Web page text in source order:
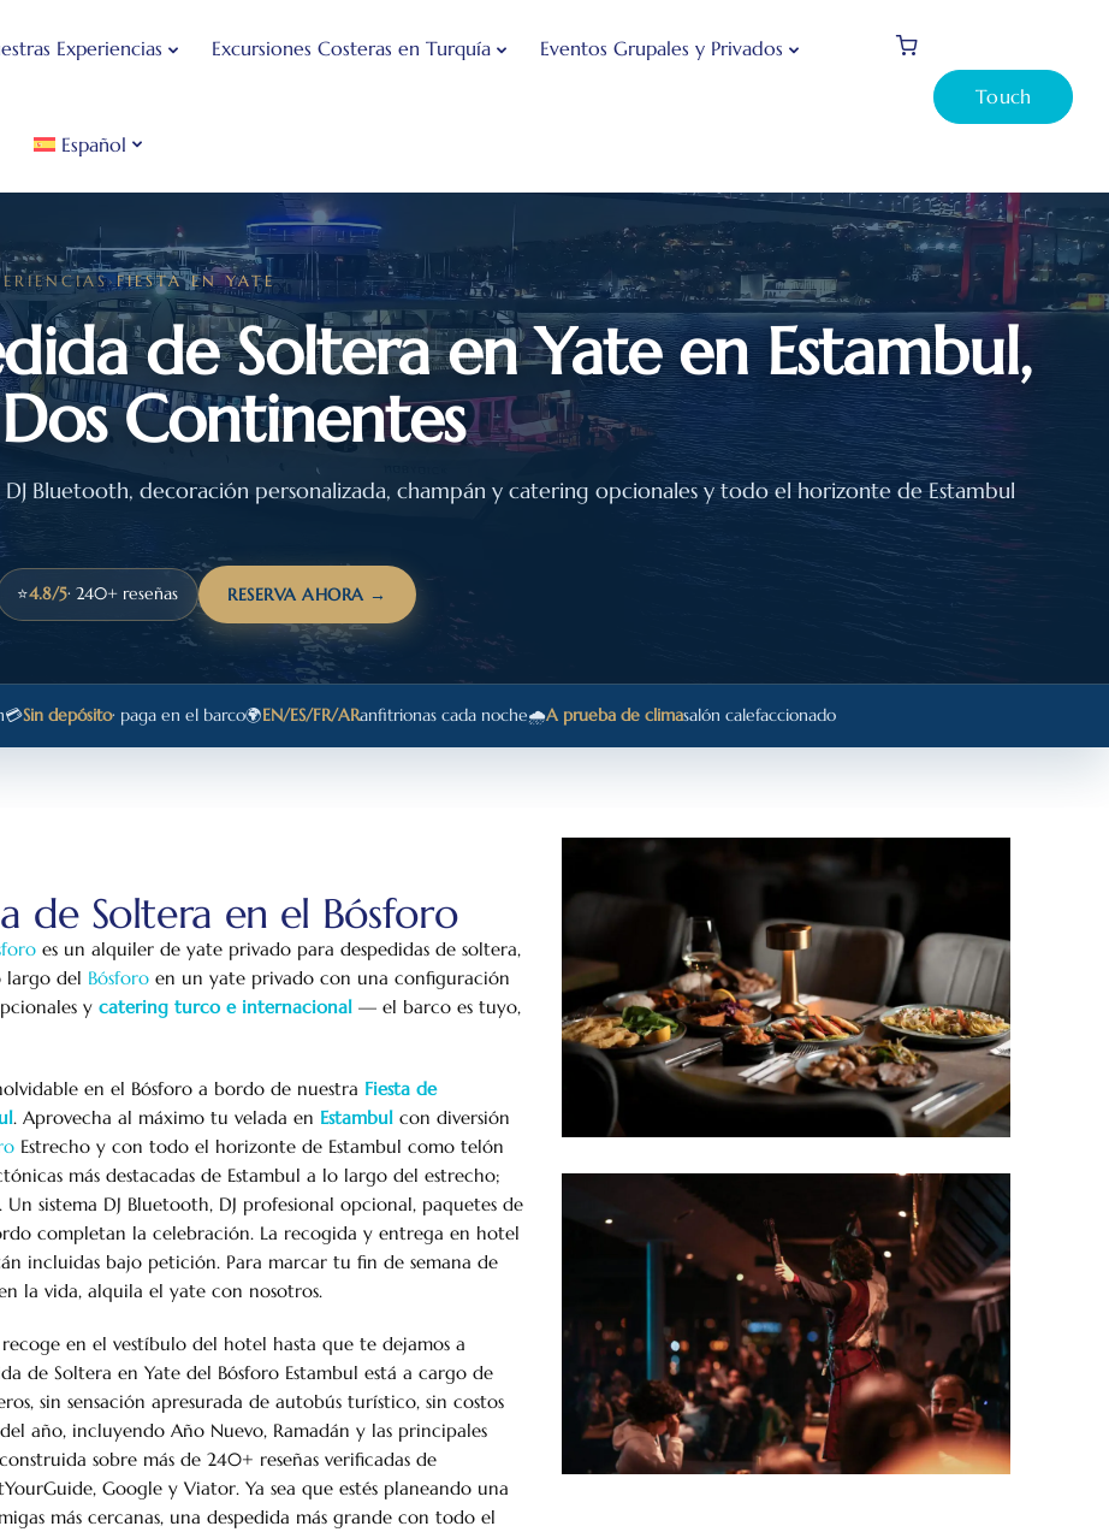
Experiencias Excursiones Costeras en Turquía Eventos Grupales y Privados
Español
Touch
›FIESTA EN YATE
de Soltera en Yate en Estambul,
Continentes
Bluetooth, decoración personalizada, champán y catering opcionales y todo el horizonte de Estambul
⭐4.8/5· 240+ reseñas RESERVA AHORA →
💳Sin depósito· paga en el barco🌍EN/ES/FR/ARanfitrionas cada noche🌧️A prueba de climasalón calefaccionado
de Soltera en el Bósforo
es un alquiler de yate privado para despedidas de soltera,
largo del Bósforo en un yate privado con una configuración
y catering turco e internacional — el barco es tuyo,
en el Bósforo a bordo de nuestra Fiesta de
. Aprovecha al máximo tu velada en Estambul con diversión
Estrecho y con todo el horizonte de Estambul como telón
más destacadas de Estambul a lo largo del estrecho;
Un sistema DJ Bluetooth, DJ profesional opcional, paquetes de
completan la celebración. La recogida y entrega en hotel
incluidas bajo petición. Para marcar tu fin de semana de
la vida, alquila el yate con nosotros.
en el vestíbulo del hotel hasta que te dejamos a
de Soltera en Yate del Bósforo Estambul está a cargo de
sin sensación apresurada de autobús turístico, sin costos
año, incluyendo Año Nuevo, Ramadán y las principales
sobre más de 240+ reseñas verificadas de
Google y Viator. Ya sea que estés planeando una
más cercanas, una despedida más grande con todo el